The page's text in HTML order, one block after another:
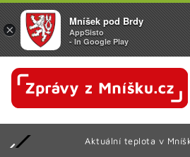
Aktuální teplota v
×
Mníšek pod Brdy
AppSisto
- In Google Play